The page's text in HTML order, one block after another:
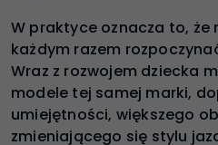
W praktyce oznacza to, że
każdym razem
Wraz z rozwojem dziecka
modele tej samej marki,
umiejętności, większego
zmieniającego się stylu